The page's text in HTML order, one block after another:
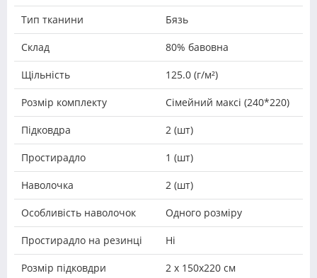
Тип тканини Бязь
Склад 80% бавовна
Щільність 125.0 (г/м²)
Розмір комплекту Сімейний максі (240*220)
Підковдра 2 (шт)
Простирадло 1 (шт)
Наволочка 2 (шт)
Особливість наволочок Одного розміру
Простирадло на резинці Ні
Розмір підковдри 2 х 150х220 см